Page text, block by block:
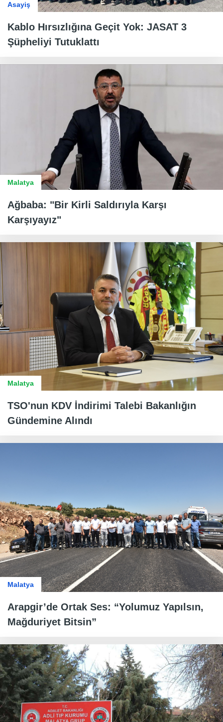
Asayiş
Kablo Hırsızlığına Geçit Yok: JASAT 3
Şüpheliyi Tutuklattı
Malatya
Ağbaba: "Bir Kirli Saldırıyla Karşı
Karşıyayız"
Malatya
TSO'nun KDV İndirimi Talebi Bakanlığın
Gündemine Alındı
Malatya
Arapgir’de Ortak Ses: “Yolumuz Yapılsın,
Mağduriyet Bitsin”